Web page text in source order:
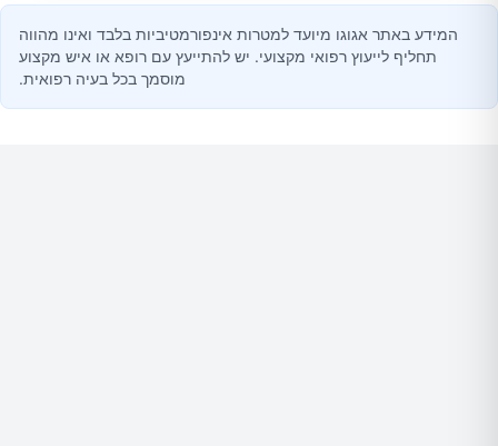
המידע באתר אגוגו מיועד למטרות אינפורמטיביות בלבד ואינו מהווה
תחליף לייעוץ רפואי מקצועי. יש להתייעץ עם רופא או איש מקצוע
מוסמך בכל בעיה רפואית.